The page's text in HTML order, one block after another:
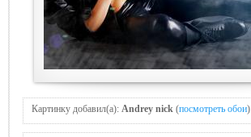
Картинку добавил(а): Andrey nick (посмотреть обои)